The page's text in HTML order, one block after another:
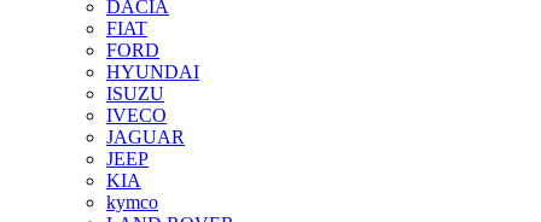
DACIA
FIAT
FORD
HYUNDAI
ISUZU
IVECO
JAGUAR
JEEP
KIA
kymco